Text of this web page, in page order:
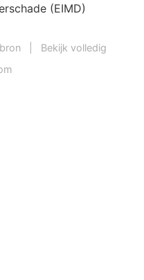
(EIMD)
Bekijk volledig